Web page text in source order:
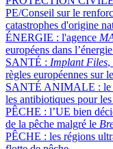
PE/Conseil sur le
catastrophes d'origine
ÉNERGIE : l'agence
européens dans
SANTÉ : Implant Files,
règles européennes sur
SANTÉ ANIMALE : le
les antibiotiques pour
PÊCHE : l’UE bien
de la pêche malgré le
PÊCHE : les régions